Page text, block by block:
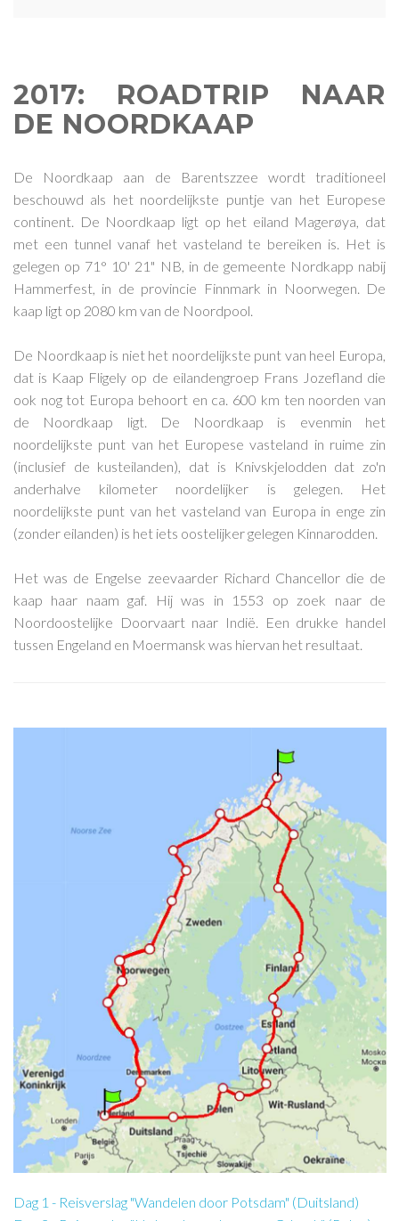
2017: ROADTRIP NAAR
DE NOORDKAAP
De Noordkaap aan de Barentszzee wordt traditioneel
beschouwd als het noordelijkste puntje van het Europese
continent. De Noordkaap ligt op het eiland Magerøya, dat
met een tunnel vanaf het vasteland te bereiken is. Het is
gelegen op 71° 10' 21" NB, in de gemeente Nordkapp nabij
Hammerfest, in de provincie Finnmark in Noorwegen. De
kaap ligt op 2080 km van de Noordpool.
De Noordkaap is niet het noordelijkste punt van heel Europa,
dat is Kaap Fligely op de eilandengroep Frans Jozefland die
ook nog tot Europa behoort en ca. 600 km ten noorden van
de Noordkaap ligt. De Noordkaap is evenmin het
noordelijkste punt van het Europese vasteland in ruime zin
(inclusief de kusteilanden), dat is Knivskjelodden dat zo'n
anderhalve kilometer noordelijker is gelegen. Het
noordelijkste punt van het vasteland van Europa in enge zin
(zonder eilanden) is het iets oostelijker gelegen Kinnarodden.
Het was de Engelse zeevaarder Richard Chancellor die de
kaap haar naam gaf. Hij was in 1553 op zoek naar de
Noordoostelijke Doorvaart naar Indië. Een drukke handel
tussen Engeland en Moermansk was hiervan het resultaat.
Dag 1 - Reisverslag "Wandelen door Potsdam" (Duitsland)